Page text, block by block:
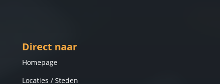
Direct naar
Homepage
Locaties / Steden